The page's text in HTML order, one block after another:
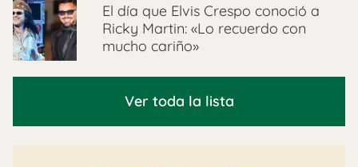
El día que Elvis Crespo conoció a
Ricky Martin: «Lo recuerdo con
mucho cariño»
Ver toda la lista